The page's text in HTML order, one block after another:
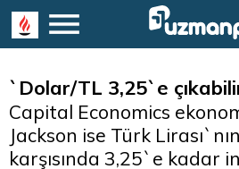
`Dolar/TL 3,25`e
Capital Economics
Jackson ise Türk
karşısında 3,25`e kadar